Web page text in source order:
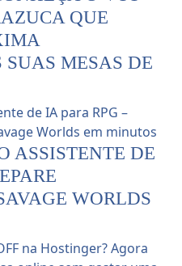
QUE
MESAS DE
ASSISTENTE DE
WORLDS